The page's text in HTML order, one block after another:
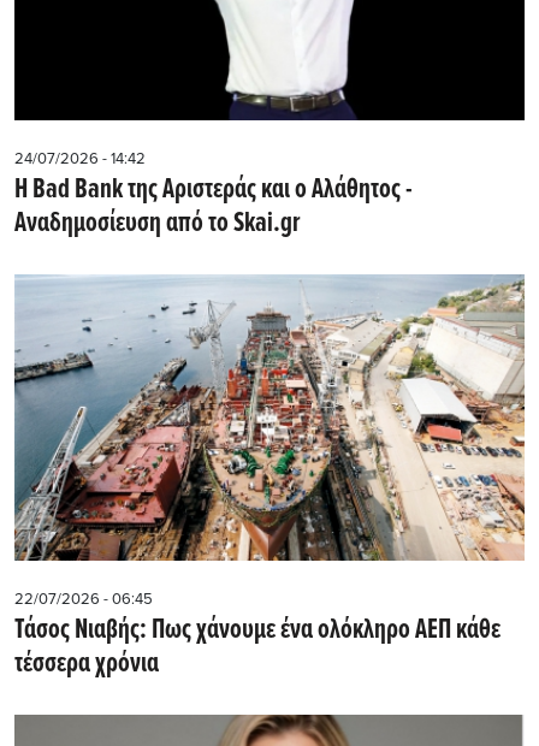
24/07/2026 - 14:42
Η Bad Bank της Αριστεράς και ο Αλάθητος -
Αναδημοσίευση από το Skai.gr
22/07/2026 - 06:45
Τάσος Νιαβής: Πως χάνουμε ένα ολόκληρο ΑΕΠ κάθε
τέσσερα χρόνια